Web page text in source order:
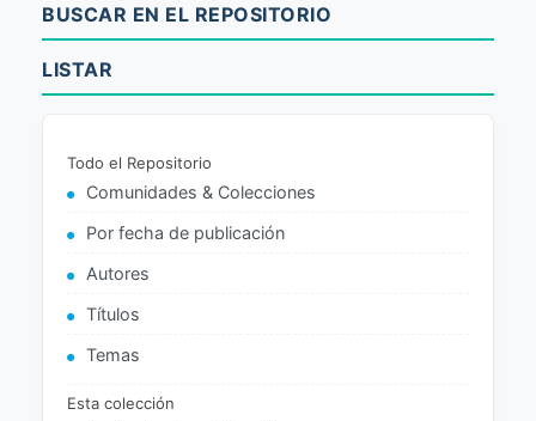
BUSCAR EN EL REPOSITORIO
LISTAR
Todo el Repositorio
Comunidades & Colecciones
Por fecha de publicación
Autores
Títulos
Temas
Esta colección